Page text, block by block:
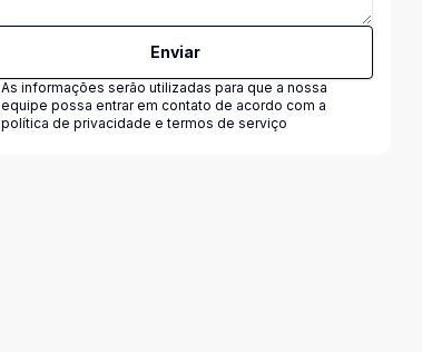
Enviar
As informações serão utilizadas para que a nossa
equipe possa entrar em contato de acordo com a
política de privacidade e termos de serviço